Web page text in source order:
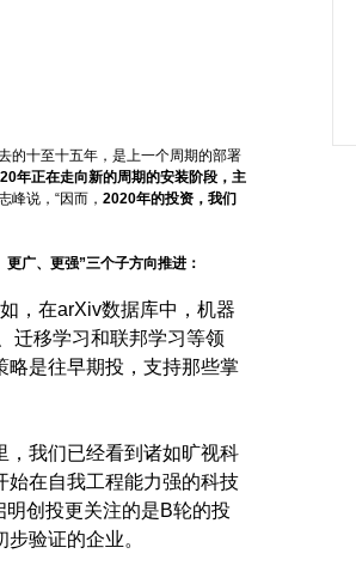
的十至十五年，是上一个周期的部署
年正在走向新的周期的安装阶段，主
峰说，“因而， 2020年的投资，我们
广、更强”三个子方向推进：
，在arXiv数据库中，机器
迁移学习和联邦学习等领
略是往早期投，支持那些掌
，我们已经看到诸如旷视科
始在自我工程能力强的科技
创投更关注的是B轮的投
验证的企业。